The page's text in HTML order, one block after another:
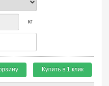
кг
Купить в 1 клик